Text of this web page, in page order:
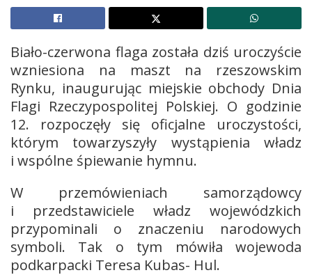
Biało-czerwona flaga została dziś uroczyście
wzniesiona na maszt na rzeszowskim
Rynku, inaugurując miejskie obchody Dnia
Flagi Rzeczypospolitej Polskiej. O godzinie
12. rozpoczęły się oficjalne uroczystości,
którym towarzyszyły wystąpienia władz
i wspólne śpiewanie hymnu.
W przemówieniach samorządowcy
i przedstawiciele władz wojewódzkich
przypominali o znaczeniu narodowych
symboli. Tak o tym mówiła wojewoda
podkarpacki Teresa Kubas- Hul.